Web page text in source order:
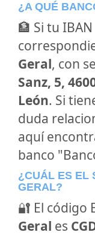
¿A QUÉ
🏦 Si tu IBAN
Geral, con
Sanz, 5,
León. Si
duda
aquí
banco
¿CUÁL ES EL
GERAL?
🔐 El código
Geral es